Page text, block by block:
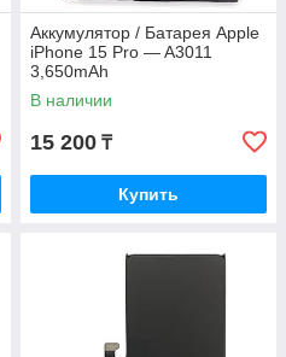
Аккумулятор / Батарея Apple
iPhone 15 Pro — A3011
3,650mAh
В наличии
15 200 ₸
Купить